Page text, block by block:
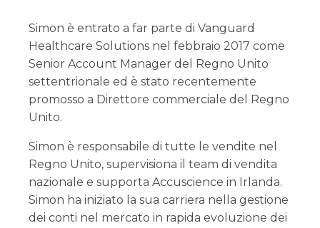
Simon è entrato a far parte di Vanguard
Healthcare Solutions nel febbraio 2017 come
Senior Account Manager del Regno Unito
settentrionale ed è stato recentemente
promosso a Direttore commerciale del Regno
Unito.
Simon è responsabile di tutte le vendite nel
Regno Unito, supervisiona il team di vendita
nazionale e supporta Accuscience in Irlanda.
Simon ha iniziato la sua carriera nella gestione
dei conti nel mercato in rapida evoluzione dei